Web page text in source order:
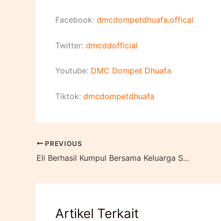
Facebook: dmcdompetdhuafa.offical
Twitter: dmcddofficial
Youtube: DMC Dompet Dhuafa
Tiktok: dmcdompetdhuafa
PREVIOUS
Eli Berhasil Kumpul Bersama Keluarga Seusai Gempa Bumi Sumbar Bagian Keempat
Artikel Terkait